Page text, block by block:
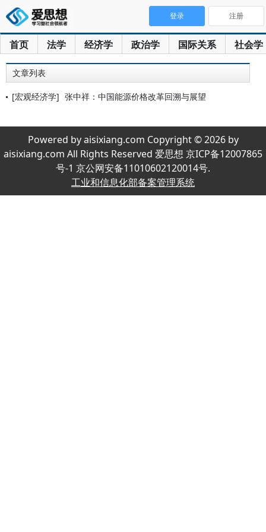
首页 法学 经济学 政治学 国际关系 社会学
登录 注册
文章列表
[宏观经济学] 张中祥：中国能源价格改革回溯与展望
Powered by aisixiang.com Copyright © 2026 by
aisixiang.com All Rights Reserved 爱思想 京ICP备12007865
号-1 京公网安备11010602120014号.
工业和信息化部备案管理系统